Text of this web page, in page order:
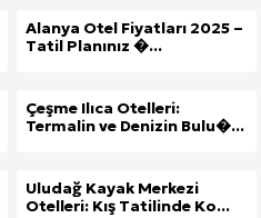
Alanya Otel Fiyatları 2025 –
Tatil Planınız �...
Çeşme Ilıca Otelleri:
Termalin ve Denizin Bulu�...
Uludağ Kayak Merkezi
Otelleri: Kış Tatilinde Ko...